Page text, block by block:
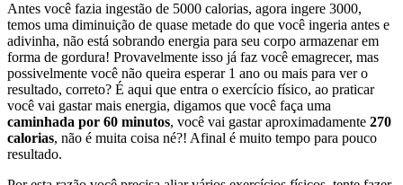
Antes você fazia ingestão de 5000 calorias, agora ingere 3000,
temos uma diminuição de quase metade do que você ingeria antes e
adivinha, não está sobrando energia para seu corpo armazenar em
forma de gordura! Provavelmente isso já faz você emagrecer, mas
possivelmente você não queira esperar 1 ano ou mais para ver o
resultado, correto? É aqui que entra o exercício físico, ao praticar
você vai gastar mais energia, digamos que você faça uma
caminhada por 60 minutos, você vai gastar aproximadamente 270
calorias, não é muita coisa né?! Afinal é muito tempo para pouco
resultado.